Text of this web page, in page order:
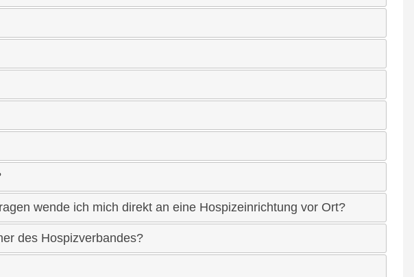
wende ich mich direkt an eine Hospizeinrichtung vor Ort?
des Hospizverbandes?